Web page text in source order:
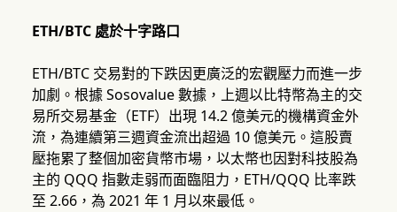
ETH/BTC 處於十字路口
ETH/BTC 交易對的下跌因更廣泛的宏觀壓力而進一步
加劇。根據 Sosovalue 數據，上週以比特幣為主的交
易所交易基金（ETF）出現 14.2 億美元的機構資金外
流，為連續第三週資金流出超過 10 億美元。這股賣
壓拖累了整個加密貨幣市場，以太幣也因對科技股為
主的 QQQ 指數走弱而面臨阻力，ETH/QQQ 比率跌
至 2.66，為 2021 年 1 月以來最低。